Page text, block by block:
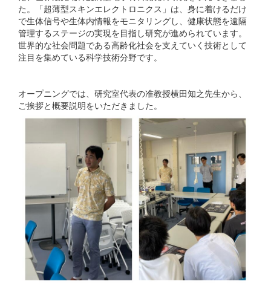
た。「超薄型スキンエレクトロニクス」は、身に着けるだけ
で生体信号や生体内情報をモニタリングし、健康状態を遠隔
管理するステージの実現を目指し研究が進められています。
世界的な社会問題である高齢化社会を支えていく技術として
注目を集めている科学技術分野です。
オープニングでは、研究室代表の准教授横田知之先生から、
ご挨拶と概要説明をいただきました。